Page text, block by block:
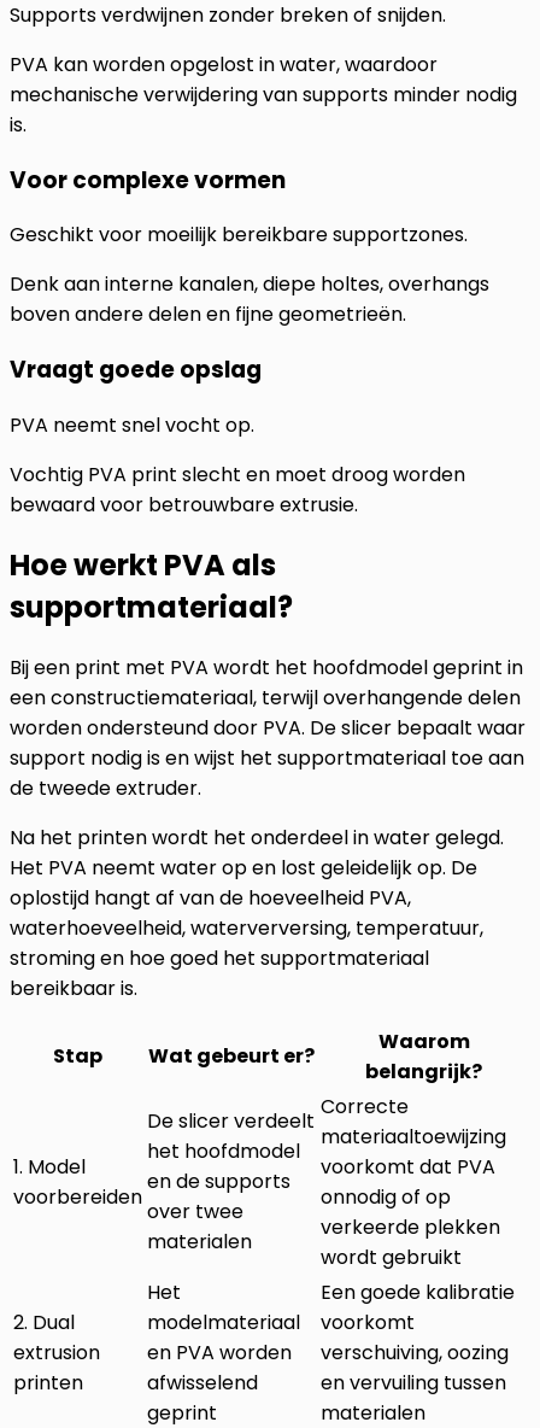
Supports verdwijnen zonder breken of snijden.
PVA kan worden opgelost in water, waardoor
mechanische verwijdering van supports minder nodig
is.
Voor complexe vormen
Geschikt voor moeilijk bereikbare supportzones.
Denk aan interne kanalen, diepe holtes, overhangs
boven andere delen en fijne geometrieën.
Vraagt goede opslag
PVA neemt snel vocht op.
Vochtig PVA print slecht en moet droog worden
bewaard voor betrouwbare extrusie.
Hoe werkt PVA als
supportmateriaal?
Bij een print met PVA wordt het hoofdmodel geprint in
een constructiemateriaal, terwijl overhangende delen
worden ondersteund door PVA. De slicer bepaalt waar
support nodig is en wijst het supportmateriaal toe aan
de tweede extruder.
Na het printen wordt het onderdeel in water gelegd.
Het PVA neemt water op en lost geleidelijk op. De
oplostijd hangt af van de hoeveelheid PVA,
waterhoeveelheid, waterverversing, temperatuur,
stroming en hoe goed het supportmateriaal
bereikbaar is.
Stap Wat gebeurt er?
Waarom
belangrijk?
1. Model
voorbereiden
De slicer verdeelt
het hoofdmodel
en de supports
over twee
materialen
Correcte
materiaaltoewijzing
voorkomt dat PVA
onnodig of op
verkeerde plekken
wordt gebruikt
2. Dual
extrusion
printen
Het
modelmateriaal
en PVA worden
afwisselend
geprint
Een goede kalibratie
voorkomt
verschuiving, oozing
en vervuiling tussen
materialen